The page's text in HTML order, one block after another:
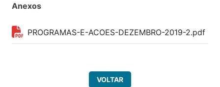
Anexos
PROGRAMAS-E-ACOES-DEZEMBRO-2019-2.pdf
VOLTAR